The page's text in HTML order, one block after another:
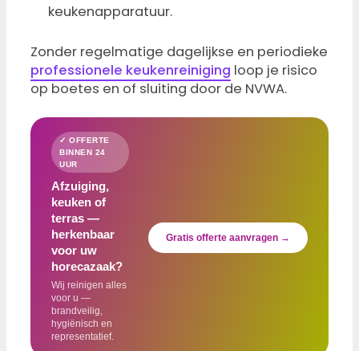
keukenapparatuur.
Zonder regelmatige dagelijkse en periodieke
professionele keukenreiniging loop je risico
op boetes en of sluiting door de NVWA.
✓ OFFERTE
BINNEN 24
UUR
Afzuiging,
keuken of
terras —
herkenbaar
voor uw
horecazaak?
Wij reinigen alles
voor u —
brandveilig,
hygiënisch en
representatief.
Gratis offerte aanvragen →